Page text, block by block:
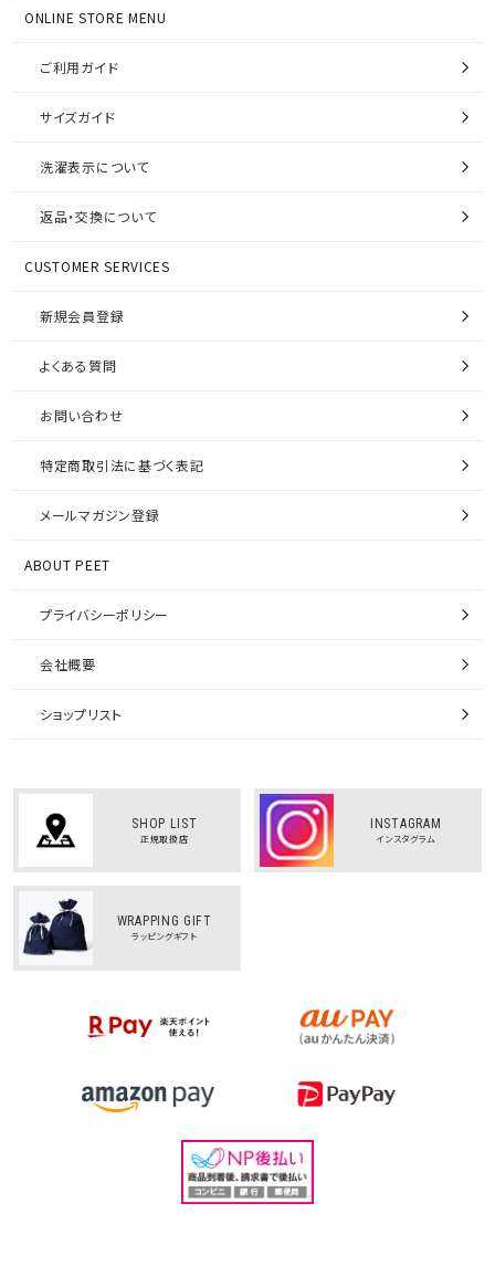
ONLINE STORE MENU
ご利用ガイド
サイズガイド
洗濯表示について
返品・交換について
CUSTOMER SERVICES
新規会員登録
よくある質問
お問い合わせ
特定商取引法に基づく表記
メールマガジン登録
ABOUT PEET
プライバシーポリシー
会社概要
ショップリスト
SHOP LIST
正規取扱店
INSTAGRAM
インスタグラム
WRAPPING GIFT
ラッピングギフト